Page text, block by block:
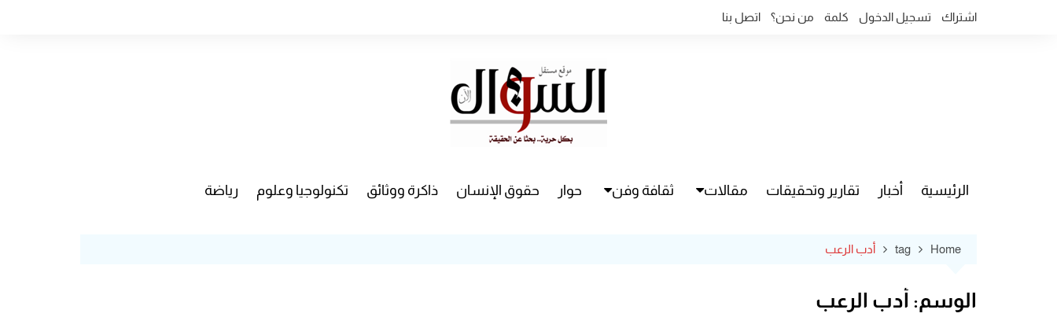
اشتراك تسجيل الدخول كلمة من نحن؟ اتصل بنا
الرئيسية أخبار تقارير وتحقيقات مقالات ثقافة وفن حوار حقوق الإنسان ذاكرة ووثائق تكنولوجيا وعلوم رياضة
Home
tag أدب الرعب
الوسم: أدب الرعب